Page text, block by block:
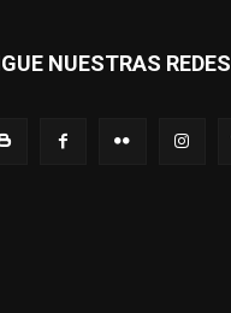
NUESTRAS REDES